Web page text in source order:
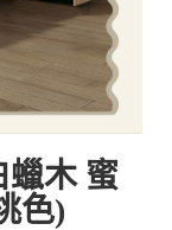
蠟木 蜜
色)